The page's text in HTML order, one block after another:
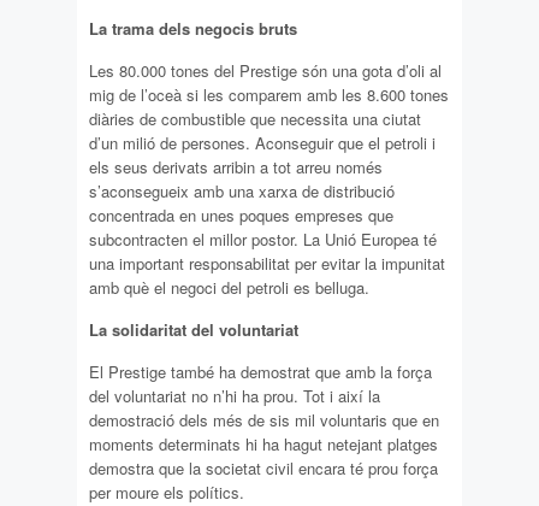
La trama dels negocis bruts
Les 80.000 tones del Prestige són una gota d’oli al
mig de l’oceà si les comparem amb les 8.600 tones
diàries de combustible que necessita una ciutat
d’un milió de persones. Aconseguir que el petroli i
els seus derivats arribin a tot arreu només
s’aconsegueix amb una xarxa de distribució
concentrada en unes poques empreses que
subcontracten el millor postor. La Unió Europea té
una important responsabilitat per evitar la impunitat
amb què el negoci del petroli es belluga.
La solidaritat del voluntariat
El Prestige també ha demostrat que amb la força
del voluntariat no n’hi ha prou. Tot i així la
demostració dels més de sis mil voluntaris que en
moments determinats hi ha hagut netejant platges
demostra que la societat civil encara té prou força
per moure els polítics.